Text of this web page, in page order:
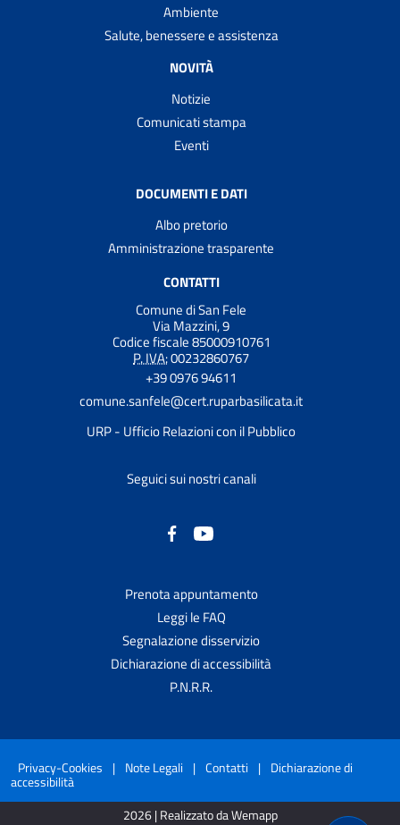
Ambiente
Salute, benessere e assistenza
NOVITÀ
Notizie
Comunicati stampa
Eventi
DOCUMENTI E DATI
Albo pretorio
Amministrazione trasparente
CONTATTI
Comune di San Fele
Via Mazzini, 9
Codice fiscale 85000910761
P. IVA:00232860767
+39 0976 94611
comune.sanfele@cert.ruparbasilicata.it
URP - Ufficio Relazioni con il Pubblico
Seguici sui nostri canali
Prenota appuntamento
Leggi le FAQ
Segnalazione disservizio
Dichiarazione di accessibilità
P.N.R.R.
Privacy-Cookies | Note Legali | Contatti | Dichiarazione di
accessibilità
2026 | Realizzato da Wemapp